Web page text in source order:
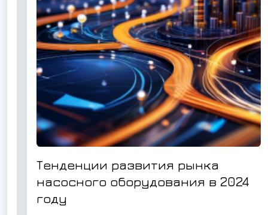
Тенденции развития рынка
насосного оборудования в 2024
году